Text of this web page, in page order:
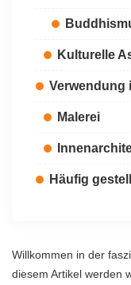
Kulturelle
Verwendung
Malerei
Häufig
Willkommen in der
diesem Artikel werden